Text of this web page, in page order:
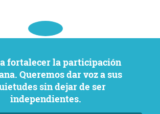
Queremos dar voz a sus
sin dejar de ser
independientes.